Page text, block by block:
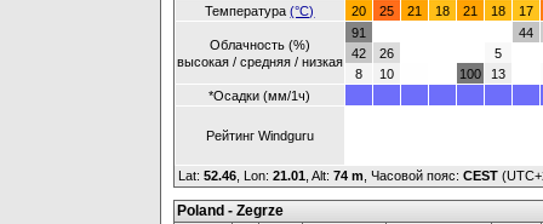
Температура(°C) 20 25 21 18 21 18 17
Облачность (%)
высокая / средняя / низкая
91
42
8
26
10
100
5
13
44
*Осадки (мм/1ч)
Рейтинг Windguru
Lat: 52.46 , Lon: 21.01 Alt: 74 m , Часовой пояс: CEST
Poland - Zegrze